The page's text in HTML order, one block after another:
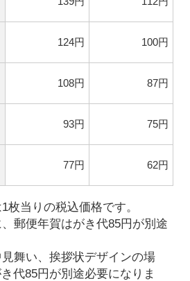
124円 100円
108円 87円
93円 75円
77円 62円
当りの税込価格です。
郵便年賀はがき代85円が別途
舞い、挨拶状デザインの場
代85円が別途必要になりま